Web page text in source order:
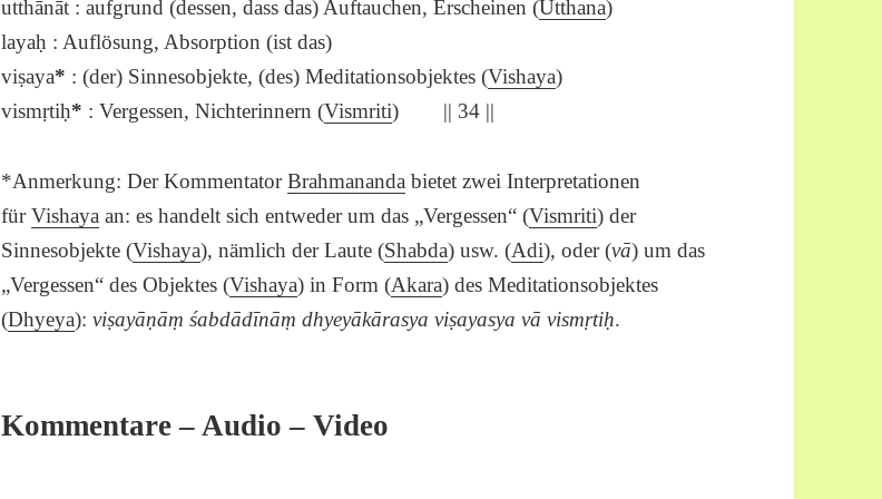
utthānāt : aufgrund (dessen, dass das) Auftauchen, Erscheinen (Utthana)
layaḥ : Auflösung, Absorption (ist das)
viṣaya* : (der) Sinnesobjekte, (des) Meditationsobjektes (Vishaya)
vismṛtiḥ* : Vergessen, Nichterinnern (Vismriti) || 34 ||
*Anmerkung: Der KommentatorBrahmananda bietet zwei Interpretationen
fürVishaya an: es handelt sich entweder um das „Vergessen“ (Vismriti) der
Sinnesobjekte (Vishaya), nämlich der Laute (Shabda) usw. (Adi), oder (vā) um das
„Vergessen“ des Objektes (Vishaya) in Form (Akara) des Meditationsobjektes
(Dhyeya):viṣayāṇāṃ śabdādīnāṃ dhyeyākārasya viṣayasya vā vismṛtiḥ.
Kommentare – Audio – Video